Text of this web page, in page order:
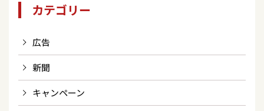
カテゴリー
広告
新聞
キャンペーン